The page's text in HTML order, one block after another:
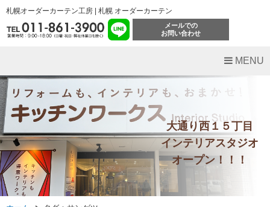
札幌オーダーカーテン工房 | 札幌 オーダーカーテン
メールでの
お問い合わせ
MENU
大通り西１５丁目
インテリアスタジオ
オープン！！！